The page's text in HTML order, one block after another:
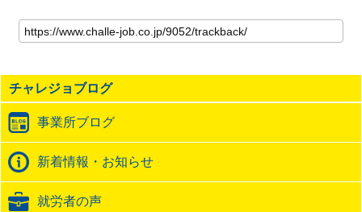
の
記
の
ト
ッ
ク
バ
ッ
URL
チャレジョブログ
事業所ブログ
新着情報・お知らせ
就労者の声